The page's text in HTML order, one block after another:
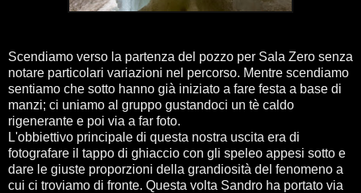
Scendiamo verso la partenza del pozzo per Sala Zero senza
notare particolari variazioni nel percorso. Mentre scendiamo
sentiamo che sotto hanno già iniziato a fare festa a base di
manzi; ci uniamo al gruppo gustandoci un tè caldo
rigenerante e poi via a far foto.
L'obbiettivo principale di questa nostra uscita era di
fotografare il tappo di ghiaccio con gli speleo appesi sotto e
dare le giuste proporzioni della grandiosità del fenomeno a
cui ci troviamo di fronte. Questa volta Sandro ha portato via